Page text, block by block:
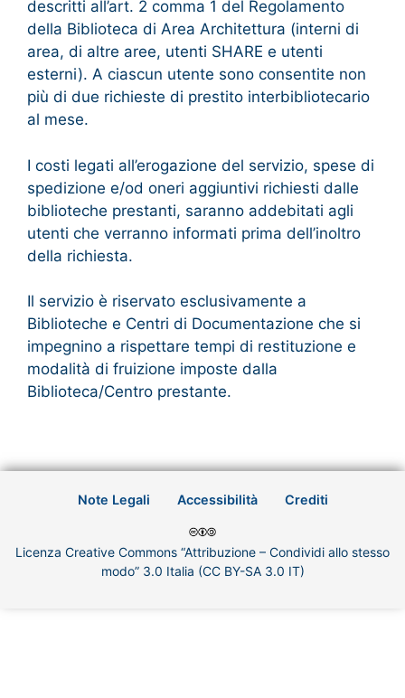
descritti all’art. 2 comma 1 del Regolamento
della Biblioteca di Area Architettura (interni di
area, di altre aree, utenti SHARE e utenti
esterni). A ciascun utente sono consentite non
più di due richieste di prestito interbibliotecario
al mese.
I costi legati all’erogazione del servizio, spese di
spedizione e/od oneri aggiuntivi richiesti dalle
biblioteche prestanti, saranno addebitati agli
utenti che verranno informati prima dell’inoltro
della richiesta.
Il servizio è riservato esclusivamente a
Biblioteche e Centri di Documentazione che si
impegnino a rispettare tempi di restituzione e
modalità di fruizione imposte dalla
Biblioteca/Centro prestante.
Note Legali Accessibilità Crediti
Licenza Creative Commons “Attribuzione – Condividi allo stesso
modo” 3.0 Italia (CC BY-SA 3.0 IT)